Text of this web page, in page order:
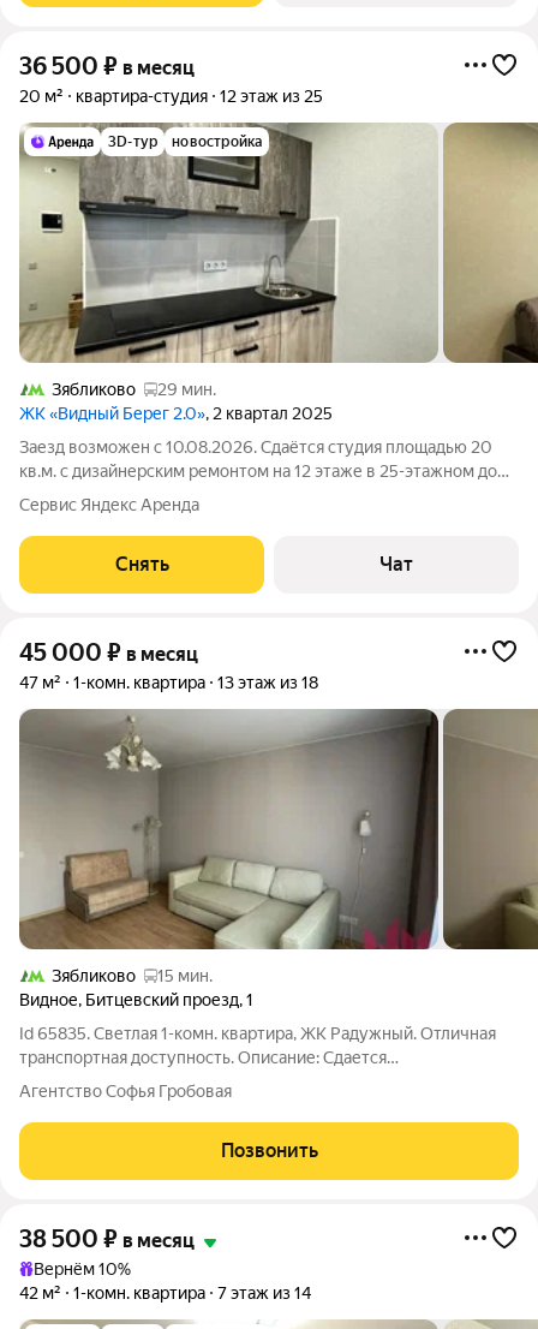
36 500 ₽ в месяц
20 м² квартира-студия 12 этаж из 25
3D-тур новостройка
Зябликово
29 мин.
ЖК «Видный Берег 2.0», 2 квартал 2025
Заезд возможен с 10.08.2026. Сдаётся студия площадью 20
кв.м. с дизайнерским ремонтом на 12 этаже в 25-этажном доме
на срок от 11 месяцев. Из техники есть: Телевизор Стиральная
машина Холодильник Дом - монолитный, окна выходят во
двор. В подъезде
Сервис Яндекс Аренда
Снять Чат
45 000 ₽ в месяц
47 м² 1-комн. квартира 13 этаж из 18
Зябликово
15 мин.
Видное, Битцевский проезд,1
Id 65835. Светлая 1-комн. квартира, ЖК Радужный. Отличная
транспортная доступность. Описание: Сдается
комфортабельная квартира на длительный срок по адресу:
Битцевский проезд, 1. О районе: Развитая инфраструктура: в
шаговой доступности остановка,
Агентство Софья Гробовая
Позвонить
38 500 ₽ в месяц
Вернём 10%
42 м²
1-комн. квартира 7 этаж из 14